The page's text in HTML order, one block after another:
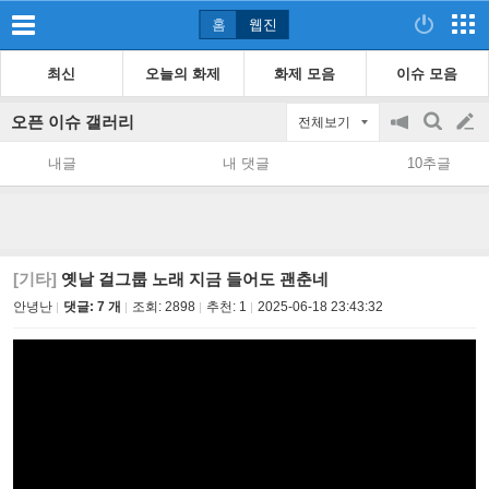
홈 웹진
최신 오늘의 화제 화제 모음 이슈 모음
오픈 이슈 갤러리 전체보기
공
지
on/off
검
색
글
쓰
내글 내 댓글 10추글
[기타] 옛날 걸그룹 노래 지금 들어도 괜춘네
안녕난 댓글: 7 개 조회: 2898 추천: 1 2025-06-18 23:43:32